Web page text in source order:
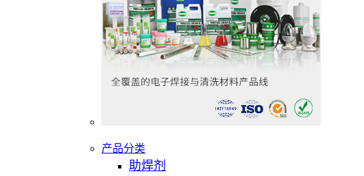
产品分类
助焊剂